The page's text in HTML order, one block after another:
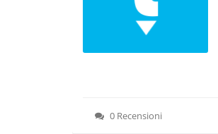
0 Recensioni